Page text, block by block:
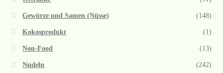
Gewürze und Samen (Nüsse) (148)
Kokosprodukt (1)
Non-Food (13)
Nudeln (242)